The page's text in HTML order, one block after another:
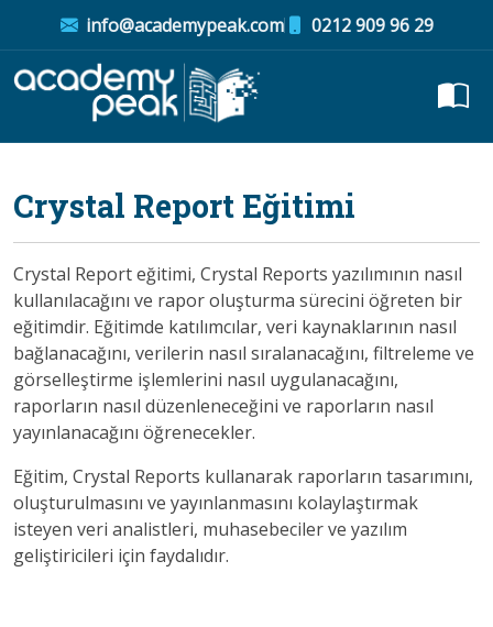
info@academypeak.com 0212 909 96 29
Crystal Report Eğitimi
Crystal Report eğitimi, Crystal Reports yazılımının nasıl
kullanılacağını ve rapor oluşturma sürecini öğreten bir
eğitimdir. Eğitimde katılımcılar, veri kaynaklarının nasıl
bağlanacağını, verilerin nasıl sıralanacağını, filtreleme ve
görselleştirme işlemlerini nasıl uygulanacağını,
raporların nasıl düzenleneceğini ve raporların nasıl
yayınlanacağını öğrenecekler.
Eğitim, Crystal Reports kullanarak raporların tasarımını,
oluşturulmasını ve yayınlanmasını kolaylaştırmak
isteyen veri analistleri, muhasebeciler ve yazılım
geliştiricileri için faydalıdır.